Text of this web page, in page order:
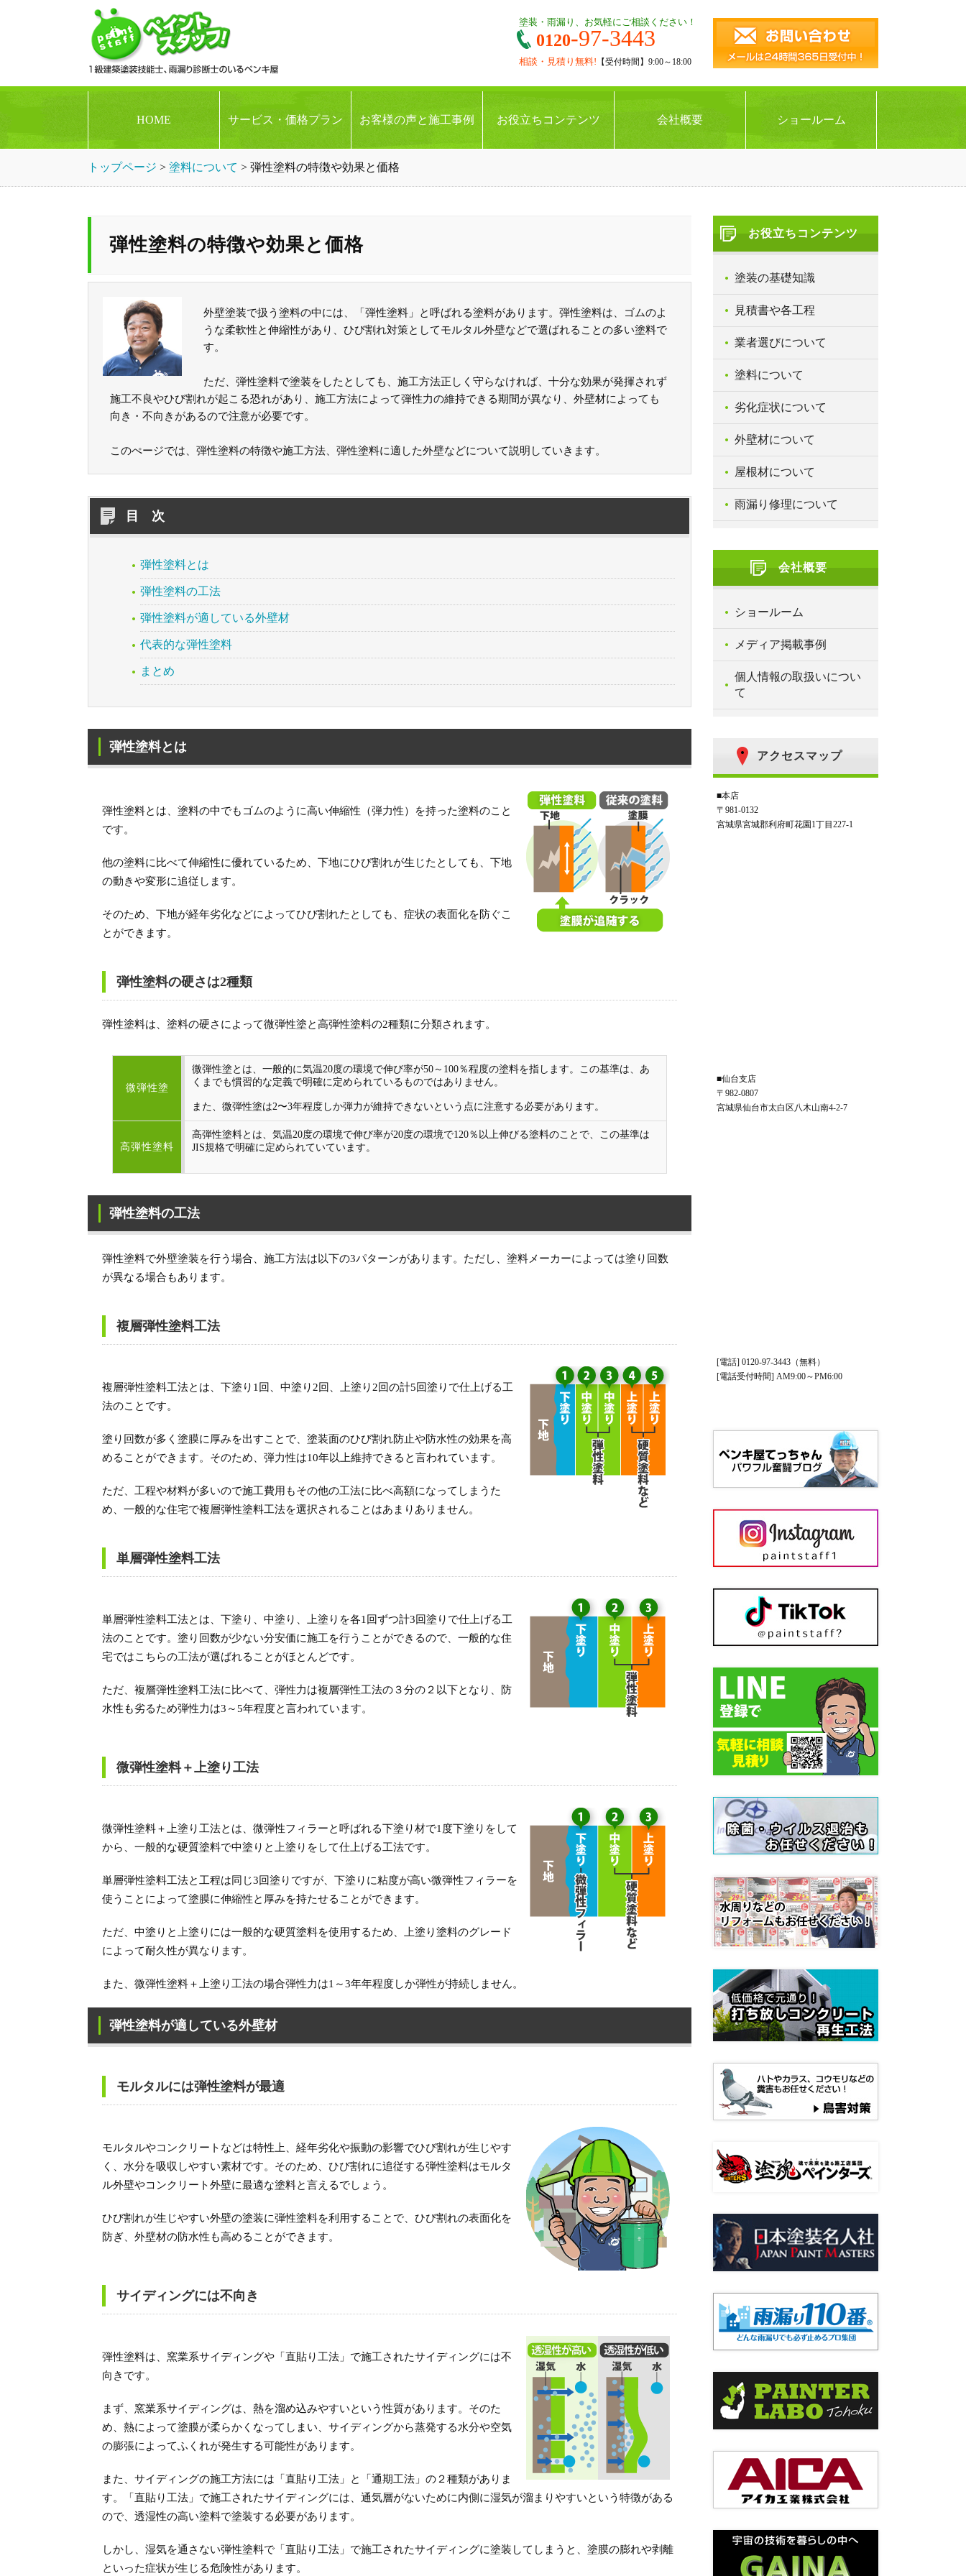
塗装・雨漏り、お気軽にご相談ください！
0120-97-3443
相談・見積り無料! 【受付時間】9:00～18:00
HOME サービス・価格プラン お客様の声と施工事例 お役立ちコンテンツ 会社概要 ショールーム
トップページ > 塗料について > 弾性塗料の特徴や効果と価格
弾性塗料の特徴や効果と価格
外壁塗装で扱う塗料の中には、「弾性塗料」と呼ばれる塗料があります。弾性塗料は、ゴムのよ
うな柔軟性と伸縮性があり、ひび割れ対策としてモルタル外壁などで選ばれることの多い塗料で
す。
ただ、弾性塗料で塗装をしたとしても、施工方法正しく守らなければ、十分な効果が発揮されず
施工不良やひび割れが起こる恐れがあり、施工方法によって弾性力の維持できる期間が異なり、外壁材によっても
向き・不向きがあるので注意が必要です。
このぺージでは、弾性塗料の特徴や施工方法、弾性塗料に適した外壁などについて説明していきます。
目 次
弾性塗料とは
弾性塗料の工法
弾性塗料が適している外壁材
代表的な弾性塗料
まとめ
弾性塗料とは
弾性塗料とは、塗料の中でもゴムのように高い伸縮性（弾力性）を持った塗料のこと
です。
他の塗料に比べて伸縮性に優れているため、下地にひび割れが生じたとしても、下地
の動きや変形に追従します。
そのため、下地が経年劣化などによってひび割れたとしても、症状の表面化を防ぐこ
とができます。
弾性塗料の硬さは2種類
弾性塗料は、塗料の硬さによって微弾性塗と高弾性塗料の2種類に分類されます。
微弾性塗
微弾性塗とは、一般的に気温20度の環境で伸び率が50～100％程度の塗料を指します。この基準は、あ
くまでも慣習的な定義で明確に定められているものではありません。
また、微弾性塗は2〜3年程度しか弾力が維持できないという点に注意する必要があります。
高弾性塗料
高弾性塗料とは、気温20度の環境で伸び率が20度の環境で120％以上伸びる塗料のことで、この基準は
JIS規格で明確に定められていています。
弾性塗料の工法
弾性塗料で外壁塗装を行う場合、施工方法は以下の3パターンがあります。ただし、塗料メーカーによっては塗り回数
が異なる場合もあります。
複層弾性塗料工法
複層弾性塗料工法とは、下塗り1回、中塗り2回、上塗り2回の計5回塗りで仕上げる工
法のことです。
塗り回数が多く塗膜に厚みを出すことで、塗装面のひび割れ防止や防水性の効果を高
めることができます。そのため、弾力性は10年以上維持できると言われています。
ただ、工程や材料が多いので施工費用もその他の工法に比べ高額になってしまうた
め、一般的な住宅で複層弾性塗料工法を選択されることはあまりありません。
単層弾性塗料工法
単層弾性塗料工法とは、下塗り、中塗り、上塗りを各1回ずつ計3回塗りで仕上げる工
法のことです。塗り回数が少ない分安価に施工を行うことができるので、一般的な住
宅ではこちらの工法が選ばれることがほとんどです。
ただ、複層弾性塗料工法に比べて、弾性力は複層弾性工法の３分の２以下となり、防
水性も劣るため弾性力は3～5年程度と言われています。
微弾性塗料＋上塗り工法
微弾性塗料＋上塗り工法とは、微弾性フィラーと呼ばれる下塗り材で1度下塗りをして
から、一般的な硬質塗料で中塗りと上塗りをして仕上げる工法です。
単層弾性塗料工法と工程は同じ3回塗りですが、下塗りに粘度が高い微弾性フィラーを
使うことによって塗膜に伸縮性と厚みを持たせることができます。
ただ、中塗りと上塗りには一般的な硬質塗料を使用するため、上塗り塗料のグレード
によって耐久性が異なります。
また、微弾性塗料＋上塗り工法の場合弾性力は1～3年年程度しか弾性が持続しません。
弾性塗料が適している外壁材
モルタルには弾性塗料が最適
モルタルやコンクリートなどは特性上、経年劣化や振動の影響でひび割れが生じやす
く、水分を吸収しやすい素材です。そのため、ひび割れに追従する弾性塗料はモルタ
ル外壁やコンクリート外壁に最適な塗料と言えるでしょう。
ひび割れが生じやすい外壁の塗装に弾性塗料を利用することで、ひび割れの表面化を
防ぎ、外壁材の防水性も高めることができます。
サイディングには不向き
弾性塗料は、窯業系サイディングや「直貼り工法」で施工されたサイディングには不
向きです。
まず、窯業系サイディングは、熱を溜め込みやすいという性質があります。そのた
め、熱によって塗膜が柔らかくなってしまい、サイディングから蒸発する水分や空気
の膨張によってふくれが発生する可能性があります。
また、サイディングの施工方法には「直貼り工法」と「通期工法」の２種類がありま
す。「直貼り工法」で施工されたサイディングには、通気層がないために内側に湿気が溜まりやすいという特徴がある
ので、透湿性の高い塗料で塗装する必要があります。
しかし、湿気を通さない弾性塗料で「直貼り工法」で施工されたサイディングに塗装してしまうと、塗膜の膨れや剥離
といった症状が生じる危険性があります。
お役立ちコンテンツ
塗装の基礎知識
見積書や各工程
業者選びについて
塗料について
劣化症状について
外壁材について
屋根材について
雨漏り修理について
会社概要
ショールーム
メディア掲載事例
個人情報の取扱いについ
て
アクセスマップ
■本店
〒981-0132
宮城県宮城郡利府町花園1丁目227-1
■仙台支店
〒982-0807
宮城県仙台市太白区八木山南4-2-7
[電話] 0120-97-3443（無料）
[電話受付時間] AM9:00～PM6:00